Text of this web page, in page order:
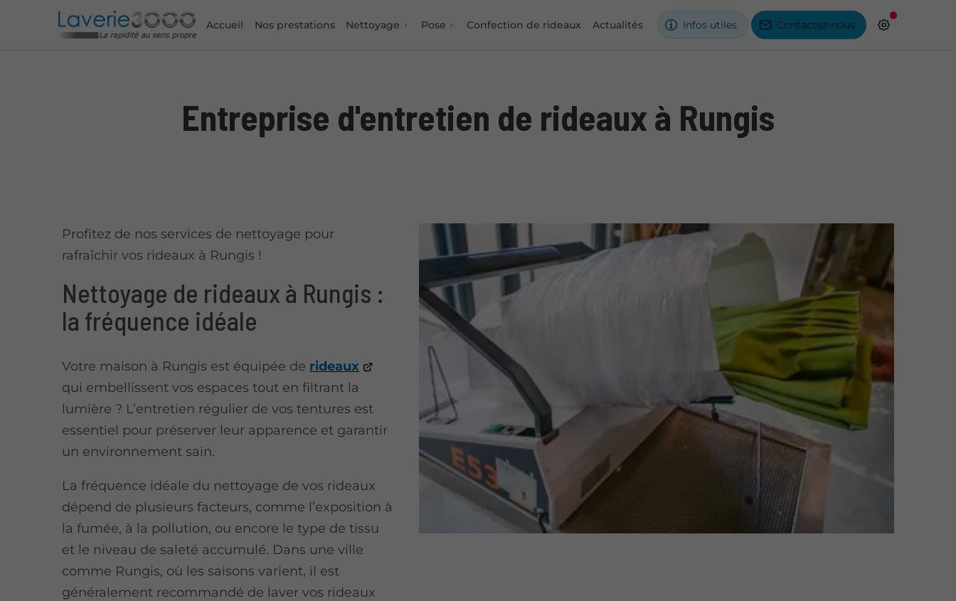
Accueil Nos prestations Nettoyage Pose Confection de rideaux Actualités Infos utiles Contactez-nous
Entreprise d'entretien de rideaux à Rungis
Profitez de nos services de nettoyage pour
rafraîchir vos rideaux à Rungis !
Nettoyage de rideaux à Rungis :
la fréquence idéale
Votre maison à Rungis est équipée de rideaux
qui embellissent vos espaces tout en filtrant la
lumière ? L’entretien régulier de vos tentures est
essentiel pour préserver leur apparence et garantir
un environnement sain.
La fréquence idéale du nettoyage de vos rideaux
dépend de plusieurs facteurs, comme l’exposition à
la fumée, à la pollution, ou encore le type de tissu
et le niveau de saleté accumulé. Dans une ville
comme Rungis, où les saisons varient, il est
généralement recommandé de laver vos rideaux